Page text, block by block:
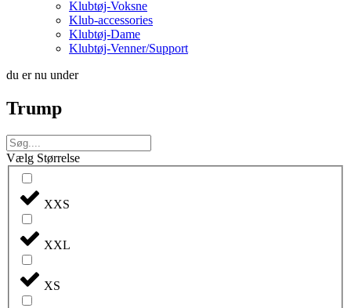
Klubtøj-Voksne
Klub-accessories
Klubtøj-Dame
Klubtøj-Venner/Support
du er nu under
Trump
Vælg Størrelse
XXS
XXL
XS